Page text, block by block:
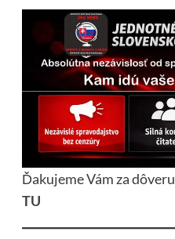
Ďakujeme Vám za dôveru
TU